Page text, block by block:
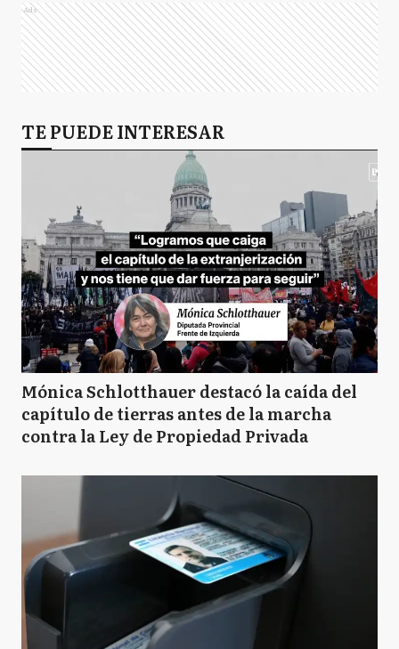
Ads
TE PUEDE INTERESAR
Mónica Schlotthauer destacó la caída del
capítulo de tierras antes de la marcha
contra la Ley de Propiedad Privada